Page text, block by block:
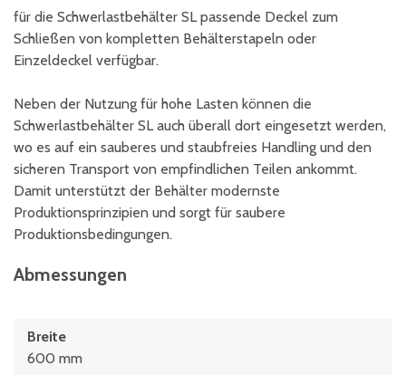
für die Schwerlastbehälter SL passende Deckel zum
Schließen von kompletten Behälterstapeln oder
Einzeldeckel verfügbar.
Neben der Nutzung für hohe Lasten können die
Schwerlastbehälter SL auch überall dort eingesetzt werden,
wo es auf ein sauberes und staubfreies Handling und den
sicheren Transport von empfindlichen Teilen ankommt.
Damit unterstützt der Behälter modernste
Produktionsprinzipien und sorgt für saubere
Produktionsbedingungen.
Abmessungen
Breite
600 mm